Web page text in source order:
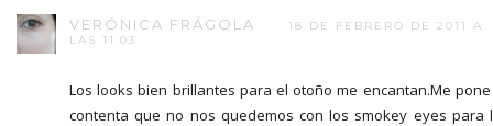
VERÓNICA FRÁGOLA
18 DE FEBRERO DE 2011 A
LAS 11:03
Los looks bien brillantes para el otoño me encantan.Me
contenta que no nos quedemos con los smokey eyes para